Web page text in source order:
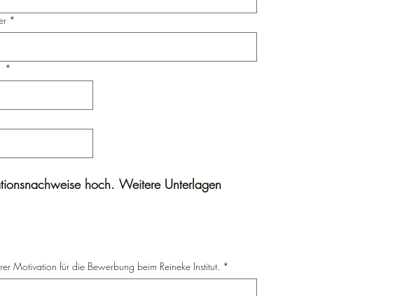
*
*
hoch. Weitere Unterlagen
Motivation für die Bewerbung beim Reineke Institut. *